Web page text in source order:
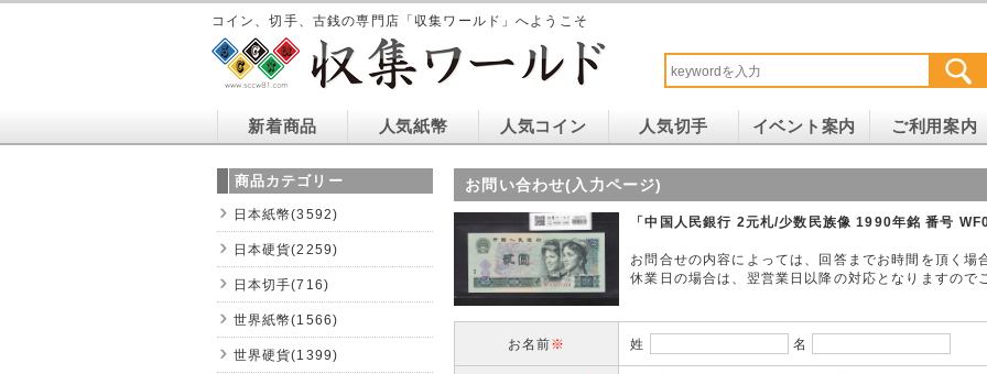
コイン、切手、古銭の専門店「収集ワールド」へようこそ
新着商品 人気紙幣 人気コイン 人気切手 イベント案内 ご利用案内
お問い合わせ(入力ページ)
「中国人民銀行 2元札/少数民族像 1990年銘 番号
お問合せの内容によっては、回答までお時間を頂く場
休業日の場合は、翌営業日以降の対応となりますので
お名前※ 姓 名
商品カテゴリー
日本紙幣(3592)
日本硬貨(2259)
日本切手(716)
世界紙幣(1566)
世界硬貨(1399)